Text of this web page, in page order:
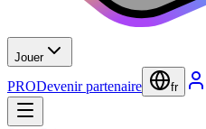
Jouer
PRODevenir partenaire fr